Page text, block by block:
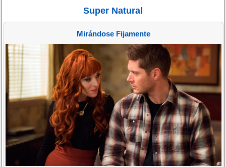
Super Natural
Mirándose Fijamente